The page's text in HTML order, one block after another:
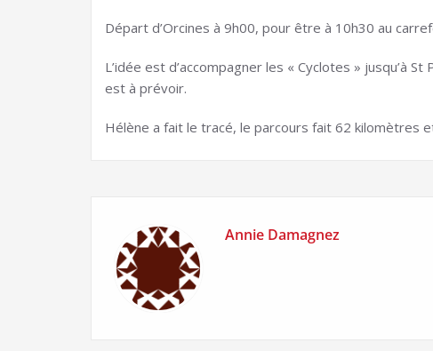
Départ d’Orcines à 9h00, pour être à 10h30 au
L’idée est d’accompagner les « Cyclotes » jusqu’à
est à prévoir.
Hélène a fait le tracé, le parcours fait 62 kilomètres
Annie Damagnez